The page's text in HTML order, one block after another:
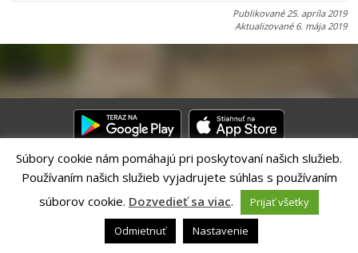
Dotácie
Dokumenty mesta
Všeobecne záväzné nariadenia
Mestská polícia Banská Bystrica
Regionálny rozvoj
Udržateľný mestský rozvoj
ÚZEMNÉ PLÁNOVANIE
Súťažný dialóg Námestie slobody v Banskej Bystrici
Publikované25. apríla 2019
Aktualizované 6. mája 2019
Riešenie CITIO 2.0| Technický prevádzkovateľ – MVI Technology sk,
s.r.o.
Správca webového sídla: Mesto Banská Bystrica, Československej
armády 26, 97401 Banská Bystrica,webmaster@banskabystrica.sk
Vyhlásenie o prístupnosti
|Ochrana osobných údajov
Súbory cookie nám pomáhajú pri poskytovaní našich služieb.
Používaním našich služieb vyjadrujete súhlas s používaním
súborov cookie. Dozvedieť sa viac.
Prijať všetky
Odmietnuť
Nastavenie